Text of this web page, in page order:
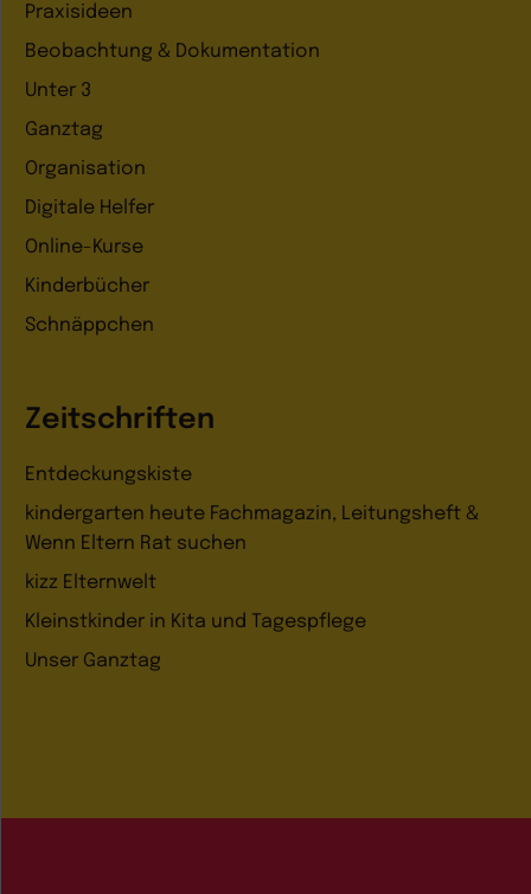
Praxisideen
Beobachtung & Dokumentation
Unter 3
Ganztag
Organisation
Digitale Helfer
Online-Kurse
Kinderbücher
Schnäppchen
Zeitschriften
Entdeckungskiste
kindergarten heute Fachmagazin, Leitungsheft &
Wenn Eltern Rat suchen
kizz Elternwelt
Kleinstkinder in Kita und Tagespflege
Unser Ganztag